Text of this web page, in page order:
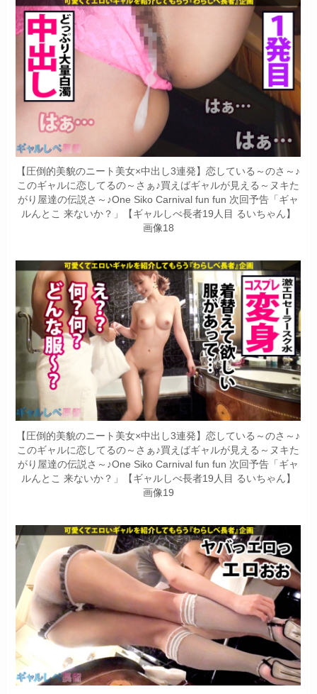
【圧倒的美貌のニート美女×中出し3連発】恋している～のさ～♪
このギャルに恋してるの～さぁ♪買えばギャルが見える～ヌキた
がり屋達の伝説さ～♪One Siko Carnival fun fun 次回予告「ギャ
ルんとこ 来ないか？」【ギャルしべ長者19人目 るいちゃん】
画像18
【圧倒的美貌のニート美女×中出し3連発】恋している～のさ～♪
このギャルに恋してるの～さぁ♪買えばギャルが見える～ヌキた
がり屋達の伝説さ～♪One Siko Carnival fun fun 次回予告「ギャ
ルんとこ 来ないか？」【ギャルしべ長者19人目 るいちゃん】
画像19